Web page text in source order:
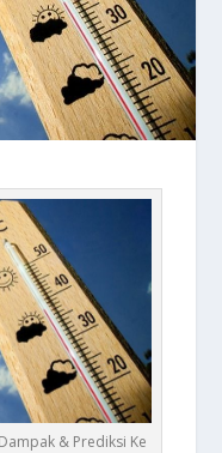
& Prediksi Ke